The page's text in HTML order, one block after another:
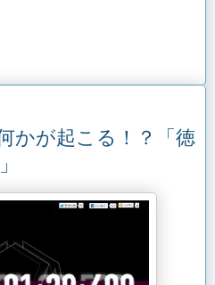
かが起こる！？「徳